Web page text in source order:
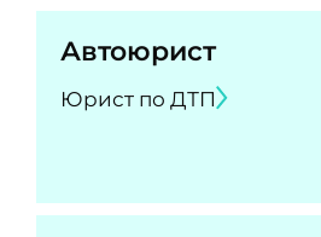
Автоюрист
Юрист по ДТП